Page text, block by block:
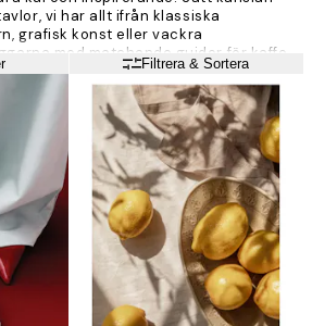
vi har allt ifrån klassiska
grafisk konst eller vackra
med matchande guider för kaffe,
kommer gå som en dans!
Filtrera & Sortera